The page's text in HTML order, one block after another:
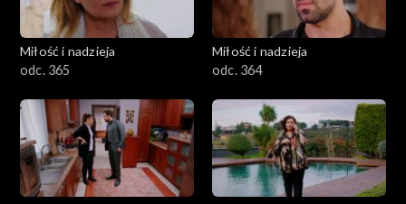
Miłość i nadzieja
odc. 365
Miłość i nadzieja
odc. 364